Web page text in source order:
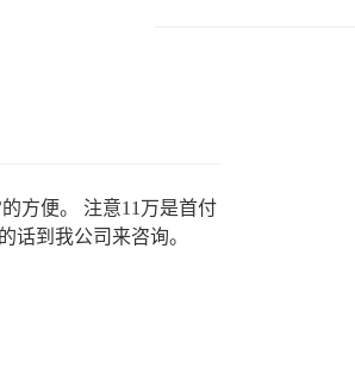
方便。 注意11万是首付
话到我公司来咨询。